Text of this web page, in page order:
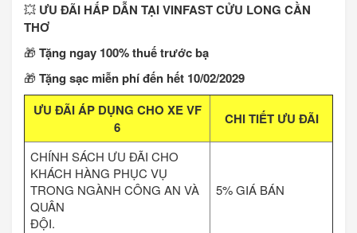
💥 ƯU ĐÃI HẤP DẪN TẠI VINFAST CỬU LONG CẦN
THƠ
🎁 Tặng ngay 100% thuế trước bạ
🎁 Tặng sạc miễn phí đến hết 10/02/2029
ƯU ĐÃI ÁP DỤNG CHO XE VF
6
CHI TIẾT ƯU ĐÃI
CHÍNH SÁCH ƯU ĐÃI CHO
KHÁCH HÀNG PHỤC VỤ
TRONG NGÀNH CÔNG AN VÀ
QUÂN
ĐỘI.
5% GIÁ BÁN